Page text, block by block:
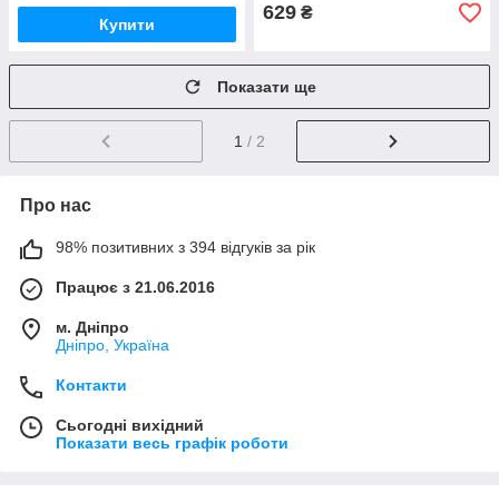
Купити
629 ₴
Показати ще
1 / 2
Про нас
98% позитивних з 394 відгуків за рік
Працює з 21.06.2016
м. Дніпро
Дніпро, Україна
Контакти
Сьогодні вихідний
Показати весь графік роботи